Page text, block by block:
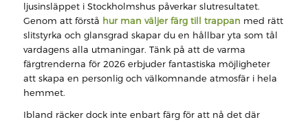
ljusinsläppet i Stockholmshus påverkar slutresultatet.
Genom att förstå hur man väljer färg till trappan med rätt
slitstyrka och glansgrad skapar du en hållbar yta som tål
vardagens alla utmaningar. Tänk på att de varma
färgtrenderna för 2026 erbjuder fantastiska möjligheter
att skapa en personlig och välkomnande atmosfär i hela
hemmet.
Ibland räcker dock inte enbart färg för att nå det där